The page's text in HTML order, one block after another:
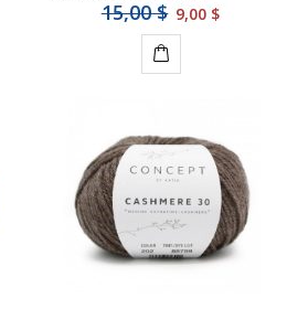
15,00 $ 9,00 $
panier